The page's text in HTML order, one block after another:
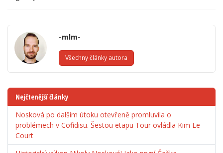
-mlm-
Všechny články autora
Nejčtenější články
Nosková po dalším útoku otevřeně promluvila o
problémech v Cofidisu. Šestou etapu Tour ovládla Kim Le
Court